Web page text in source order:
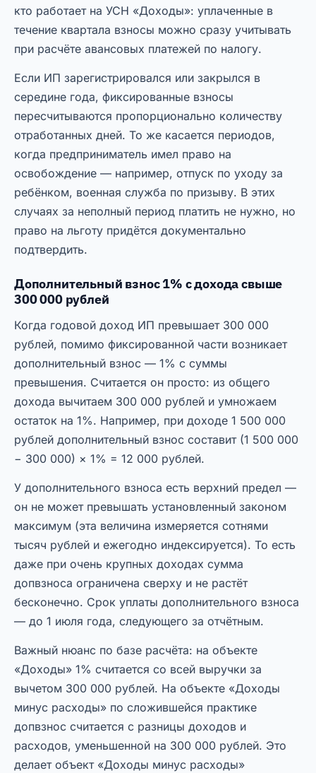
кто работает на УСН «Доходы»: уплаченные в
течение квартала взносы можно сразу учитывать
при расчёте авансовых платежей по налогу.
Если ИП зарегистрировался или закрылся в
середине года, фиксированные взносы
пересчитываются пропорционально количеству
отработанных дней. То же касается периодов,
когда предприниматель имел право на
освобождение — например, отпуск по уходу за
ребёнком, военная служба по призыву. В этих
случаях за неполный период платить не нужно, но
право на льготу придётся документально
подтвердить.
Дополнительный взнос 1% с дохода свыше
300 000 рублей
Когда годовой доход ИП превышает 300 000
рублей, помимо фиксированной части возникает
дополнительный взнос — 1% с суммы
превышения. Считается он просто: из общего
дохода вычитаем 300 000 рублей и умножаем
остаток на 1%. Например, при доходе 1 500 000
рублей дополнительный взнос составит (1 500 000
− 300 000) × 1% = 12 000 рублей.
У дополнительного взноса есть верхний предел —
он не может превышать установленный законом
максимум (эта величина измеряется сотнями
тысяч рублей и ежегодно индексируется). То есть
даже при очень крупных доходах сумма
допвзноса ограничена сверху и не растёт
бесконечно. Срок уплаты дополнительного взноса
— до 1 июля года, следующего за отчётным.
Важный нюанс по базе расчёта: на объекте
«Доходы» 1% считается со всей выручки за
вычетом 300 000 рублей. На объекте «Доходы
минус расходы» по сложившейся практике
допвзнос считается с разницы доходов и
расходов, уменьшенной на 300 000 рублей. Это
делает объект «Доходы минус расходы»